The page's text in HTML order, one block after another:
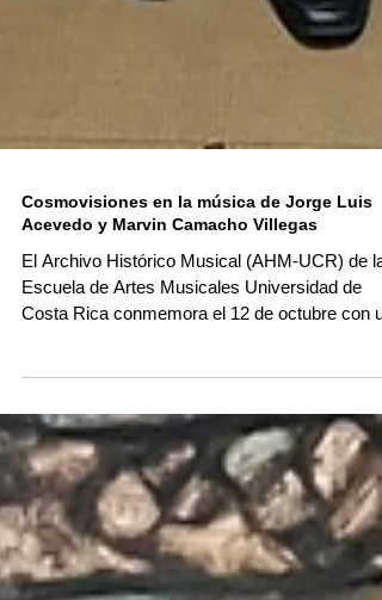
Acevedo y Marvin Camacho Villegas
El Archivo Histórico Musical (AHM-UCR) de la
Escuela de Artes Musicales Universidad de
Costa Rica conmemora el 12 de octubre con
concierto que invita a repensar la música como
espacio de diálogo entre ética, estética y